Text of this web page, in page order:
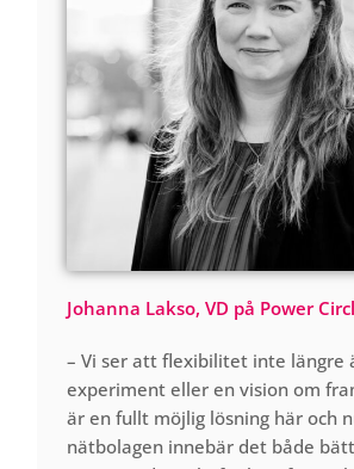
Johanna Lakso, VD på Power
– Vi ser att flexibilitet inte längre
experiment eller en vision om
är en fullt möjlig lösning här och
nätbolagen innebär det både